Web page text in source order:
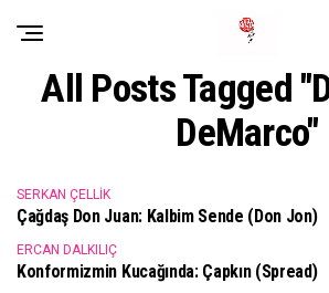
All Posts Tagged
DeMarco"
SERKAN ÇELLIK
Çağdaş Don Juan: Kalbim Sende (Don Jon)
ERCAN DALKILIÇ
Konformizmin Kucağında: Çapkın (Spread)